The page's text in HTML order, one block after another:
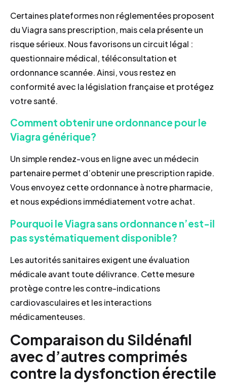
Certaines plateformes non réglementées proposent
du Viagra sans prescription, mais cela présente un
risque sérieux. Nous favorisons un circuit légal :
questionnaire médical, téléconsultation et
ordonnance scannée. Ainsi, vous restez en
conformité avec la législation française et protégez
votre santé.
Comment obtenir une ordonnance pour le
Viagra générique?
Un simple rendez-vous en ligne avec un médecin
partenaire permet d’obtenir une prescription rapide.
Vous envoyez cette ordonnance à notre pharmacie,
et nous expédions immédiatement votre achat.
Pourquoi le Viagra sans ordonnance n’est-il
pas systématiquement disponible?
Les autorités sanitaires exigent une évaluation
médicale avant toute délivrance. Cette mesure
protège contre les contre-indications
cardiovasculaires et les interactions
médicamenteuses.
Comparaison du Sildénafil
avec d’autres comprimés
contre la dysfonction érectile